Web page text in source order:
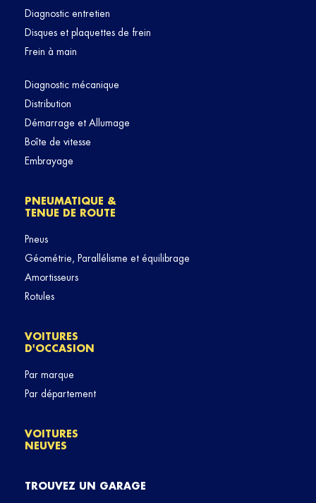
Diagnostic entretien
Disques et plaquettes de frein
Frein à main
Diagnostic mécanique
Distribution
Démarrage et Allumage
Boîte de vitesse
Embrayage
PNEUMATIQUE &
TENUE DE ROUTE
Pneus
Géométrie, Parallélisme et équilibrage
Amortisseurs
Rotules
VOITURES
D'OCCASION
Par marque
Par département
VOITURES
NEUVES
TROUVEZ UN GARAGE